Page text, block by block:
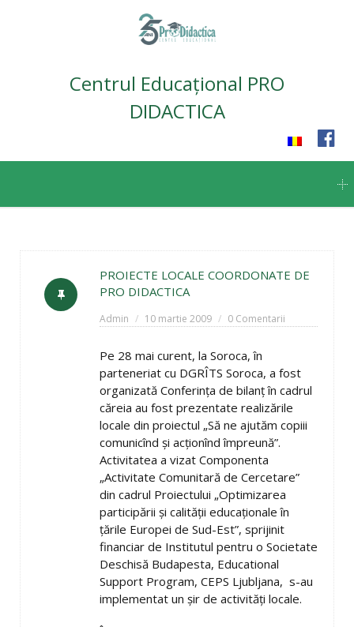
Centrul Educațional PRO
DIDACTICA
content
PROIECTE LOCALE COORDONATE DE
PRO DIDACTICA
Admin 10 martie 2009 0 Comentarii
Pe 28 mai curent, la Soroca, în
parteneriat cu DGRÎTS Soroca, a fost
organizată Conferinţa de bilanţ în cadrul
căreia au fost prezentate realizările
locale din proiectul „Să ne ajutăm copiii
comunicînd şi acţionînd împreună”.
Activitatea a vizat Componenta
„Activitate Comunitară de Cercetare”
din cadrul Proiectului „Optimizarea
participării şi calităţii educaţionale în
ţările Europei de Sud-Est”, sprijinit
financiar de Institutul pentru o Societate
Deschisă Budapesta, Educational
Support Program, CEPS Ljubljana, s-au
implementat un şir de activităţi locale.